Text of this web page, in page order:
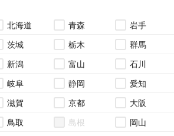
北海道 青森 岩手
茨城 栃木 群馬
新潟 富山 石川
岐阜 静岡 愛知
滋賀 京都 大阪
鳥取 島根 岡山